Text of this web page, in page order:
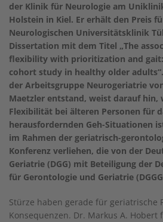
der Klinik für Neurologie am
Holstein in Kiel. Er erhält den Preis
Neurologischen Universitätsklinik
Dissertation mit dem Titel „The
flexibility with prioritization and gait:
cohort study in healthy older
der Arbeitsgruppe Neurogeriatrie
Maetzler entstand, weist darauf
Flexibilität bei älteren Personen für
herausfordernden Geh-Situationen
im Rahmen der geriatrisch-
Konferenz verliehen, die von der
Geriatrie (DGG) mit Beteiligung der
für Gerontologie und Geriatrie
Stürze haben gerade für geriatrische
Konsequenzen. Dr. Markus A. Hobert